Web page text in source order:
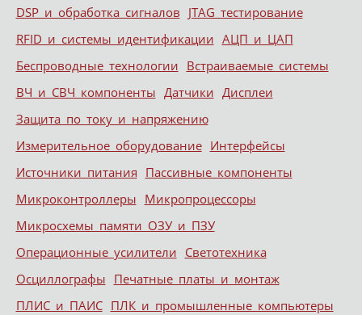
Меню
Skip to content
DSP и обработка сигналов JTAG тестирование
RFID и системы идентификации АЦП и ЦАП
Беспроводные технологии Встраиваемые системы
ВЧ и СВЧ компоненты Датчики Дисплеи
Защита по току и напряжению
Измерительное оборудование Интерфейсы
Источники питания Пассивные компоненты
Микроконтроллеры Микропроцессоры
Микросхемы памяти ОЗУ и ПЗУ
Операционные усилители Светотехника
Осциллографы Печатные платы и монтаж
ПЛИС и ПАИС ПЛК и промышленные компьютеры